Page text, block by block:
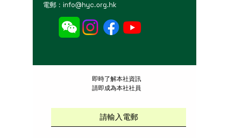
電郵： info@hyc.org.hk
​即時了解本社資訊
請即成為本社社員